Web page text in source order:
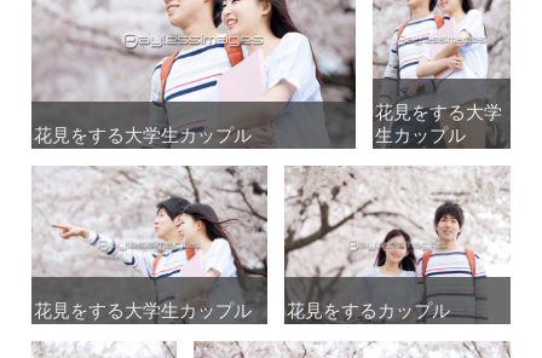
花見をする大学生カップル
花見をする大学生カップル
花見をする大学
生カップル
花見をする大学
生カップル
花見をする大学生カップル
花見をする大学生カップル 花見をするカップル
花見をするカップル